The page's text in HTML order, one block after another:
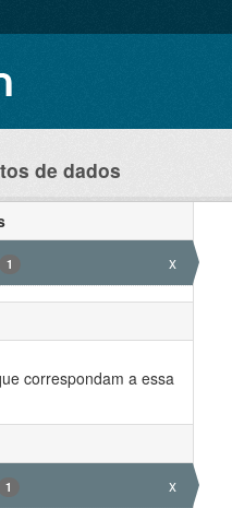
de dados
1 x
correspondam a essa
1 x